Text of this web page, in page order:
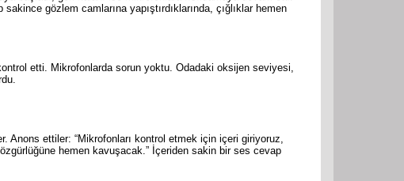
gözlem camlarına yapıştırdıklarında, çığlıklar hemen
etti. Mikrofonlarda sorun yoktu. Odadaki oksijen seviyesi,
Anons ettiler: “Mikrofonları kontrol etmek için içeri giriyoruz,
hemen kavuşacak.” İçeriden sakin bir ses cevap